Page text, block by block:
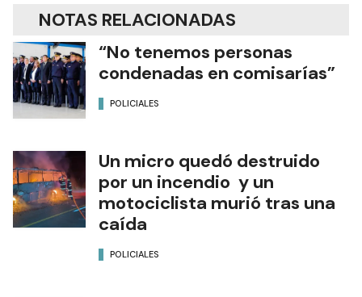
NOTAS RELACIONADAS
“No tenemos personas
condenadas en comisarías”
POLICIALES
Un micro quedó destruido
por un incendio y un
motociclista murió tras una
caída
POLICIALES